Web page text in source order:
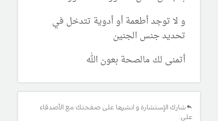
و لا توجد أطعمة أو أدوية تتدخل في
تحديد جنس الجنين
أتمنى لك مالصحة بعون الله
شارك الإستشارة و انشرها على صفحتك مع الأصدقاء
على: